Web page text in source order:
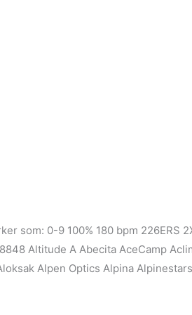
som: 0-9 100% 180 bpm 226ERS
Altitude A Abecita AceCamp
Alpen Optics Alpina